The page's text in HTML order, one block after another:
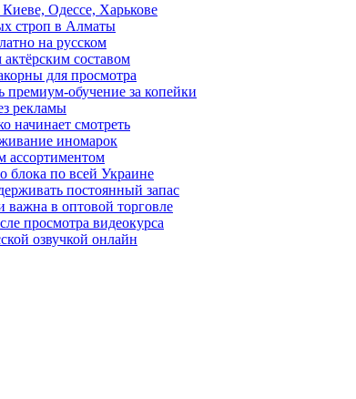
Одессе, Харькове
строп в Алматы
на русском
составом
для просмотра
обучение за копейки
рекламы
начинает смотреть
иномарок
ассортиментом
блока по всей Украине
постоянный запас
важна в оптовой торговле
просмотра видеокурса
озвучкой онлайн